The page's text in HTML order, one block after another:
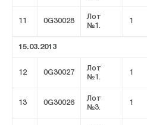
11 0G30028
Лот
№1.
1
15.03.2013
12 0G30027
Лот
№1.
1
13 0G30026
Лот
№3.
1